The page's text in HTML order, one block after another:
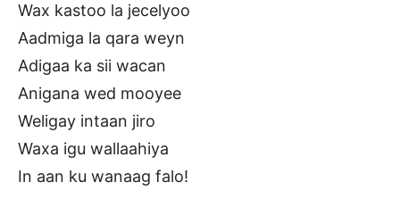
Wax kastoo la jecelyoo
Aadmiga la qara weyn
Adigaa ka sii wacan
Anigana wed mooyee
Weligay intaan jiro
Waxa igu wallaahiya
In aan ku wanaag falo!